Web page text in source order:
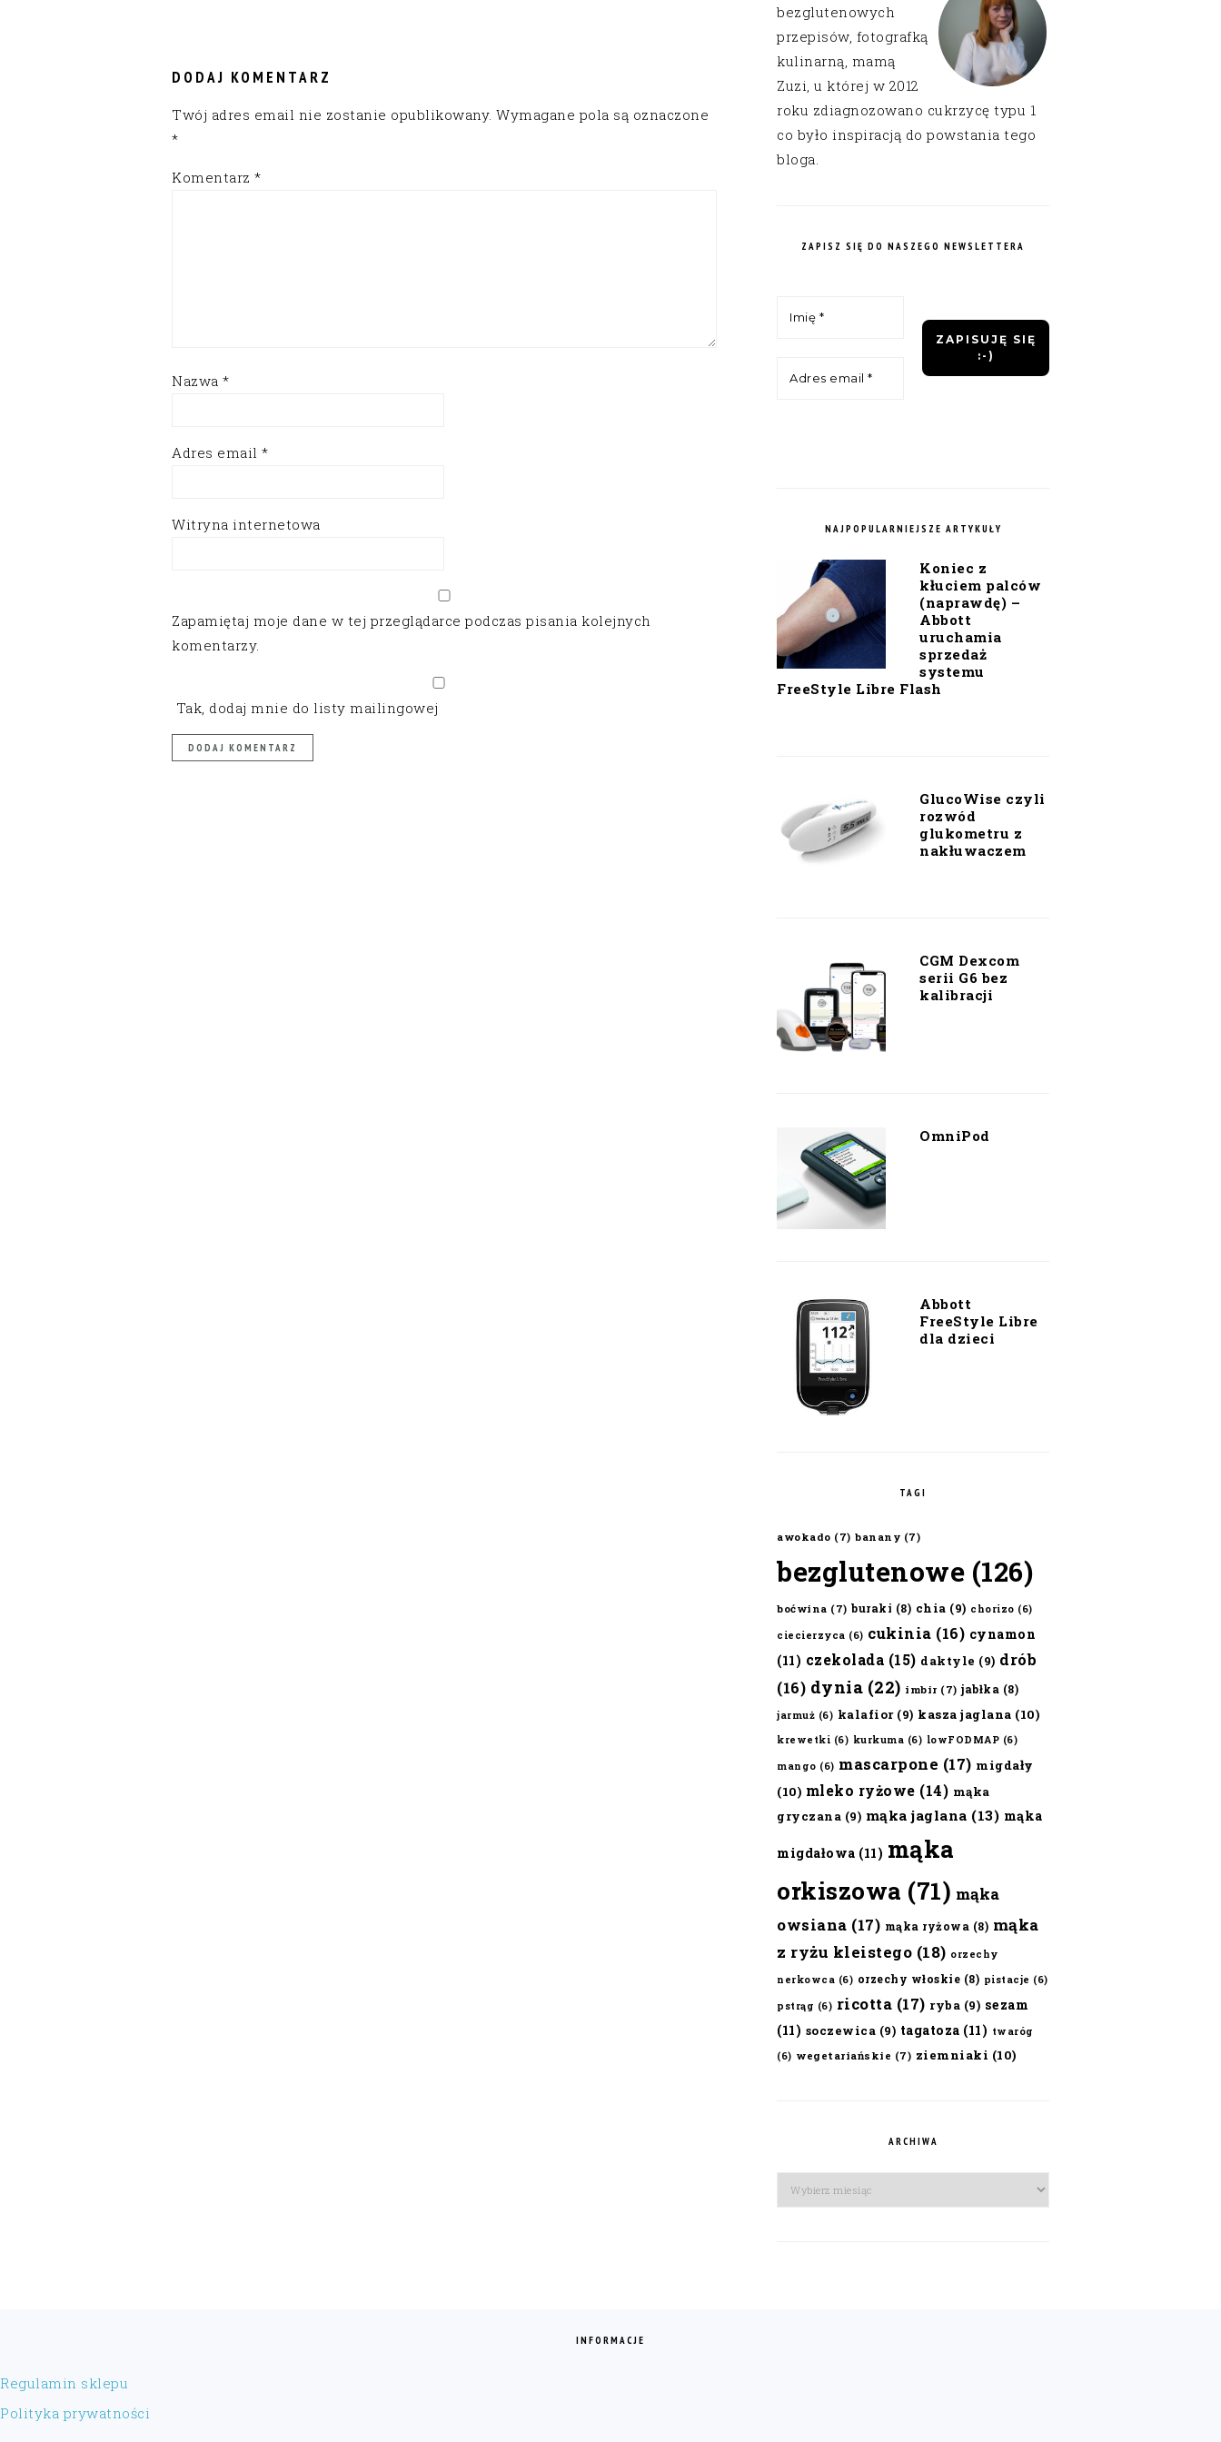
DODAJ KOMENTARZ
Twój adres email nie zostanie opublikowany. Wymagane pola są oznaczone
*
Komentarz *
Nazwa *
Adres email *
Witryna internetowa
Zapamiętaj moje dane w tej przeglądarce podczas pisania kolejnych
komentarzy.
Tak, dodaj mnie do listy mailingowej
bezglutenowych
przepisów, fotografką
kulinarną, mamą
Zuzi, u której w 2012
roku zdiagnozowano cukrzycę typu 1
co było inspiracją do powstania tego
bloga.
ZAPISZ SIĘ DO NASZEGO NEWSLETTERA
NAJPOPULARNIEJSZE ARTYKUŁY
Koniec z
kłuciem palców
(naprawdę) –
Abbott
uruchamia
sprzedaż
systemu
FreeStyle Libre Flash
GlucoWise czyli
rozwód
glukometru z
nakłuwaczem
CGM Dexcom
serii G6 bez
kalibracji
OmniPod
Abbott
FreeStyle Libre
dla dzieci
TAGI
awokado (7) banany (7)
bezglutenowe (126)
boćwina (7) buraki (8) chia (9) chorizo (6)
ciecierzyca (6) cukinia (16) cynamon
(11) czekolada (15) daktyle (9) drób
(16) dynia (22) imbir (7) jabłka (8)
jarmuż (6) kalafior(9) kasza jaglana (10)
krewetki (6) kurkuma (6) lowFODMAP (6)
mango (6) mascarpone (17) migdały
(10) mleko ryżowe (14) mąka
gryczana (9) mąka jaglana (13) mąka
migdałowa (11) mąka
orkiszowa (71) mąka
owsiana (17) mąka ryżowa (8) mąka
z ryżu kleistego (18) orzechy
nerkowca (6) orzechy włoskie (8) pistacje (6)
pstrąg (6) ricotta (17) ryba (9) sezam
(11) soczewica (9) tagatoza (11) twaróg
(6) wegetariańskie (7) ziemniaki (10)
ARCHIWA
Archiwa
INFORMACJE
Regulamin sklepu
Polityka prywatności